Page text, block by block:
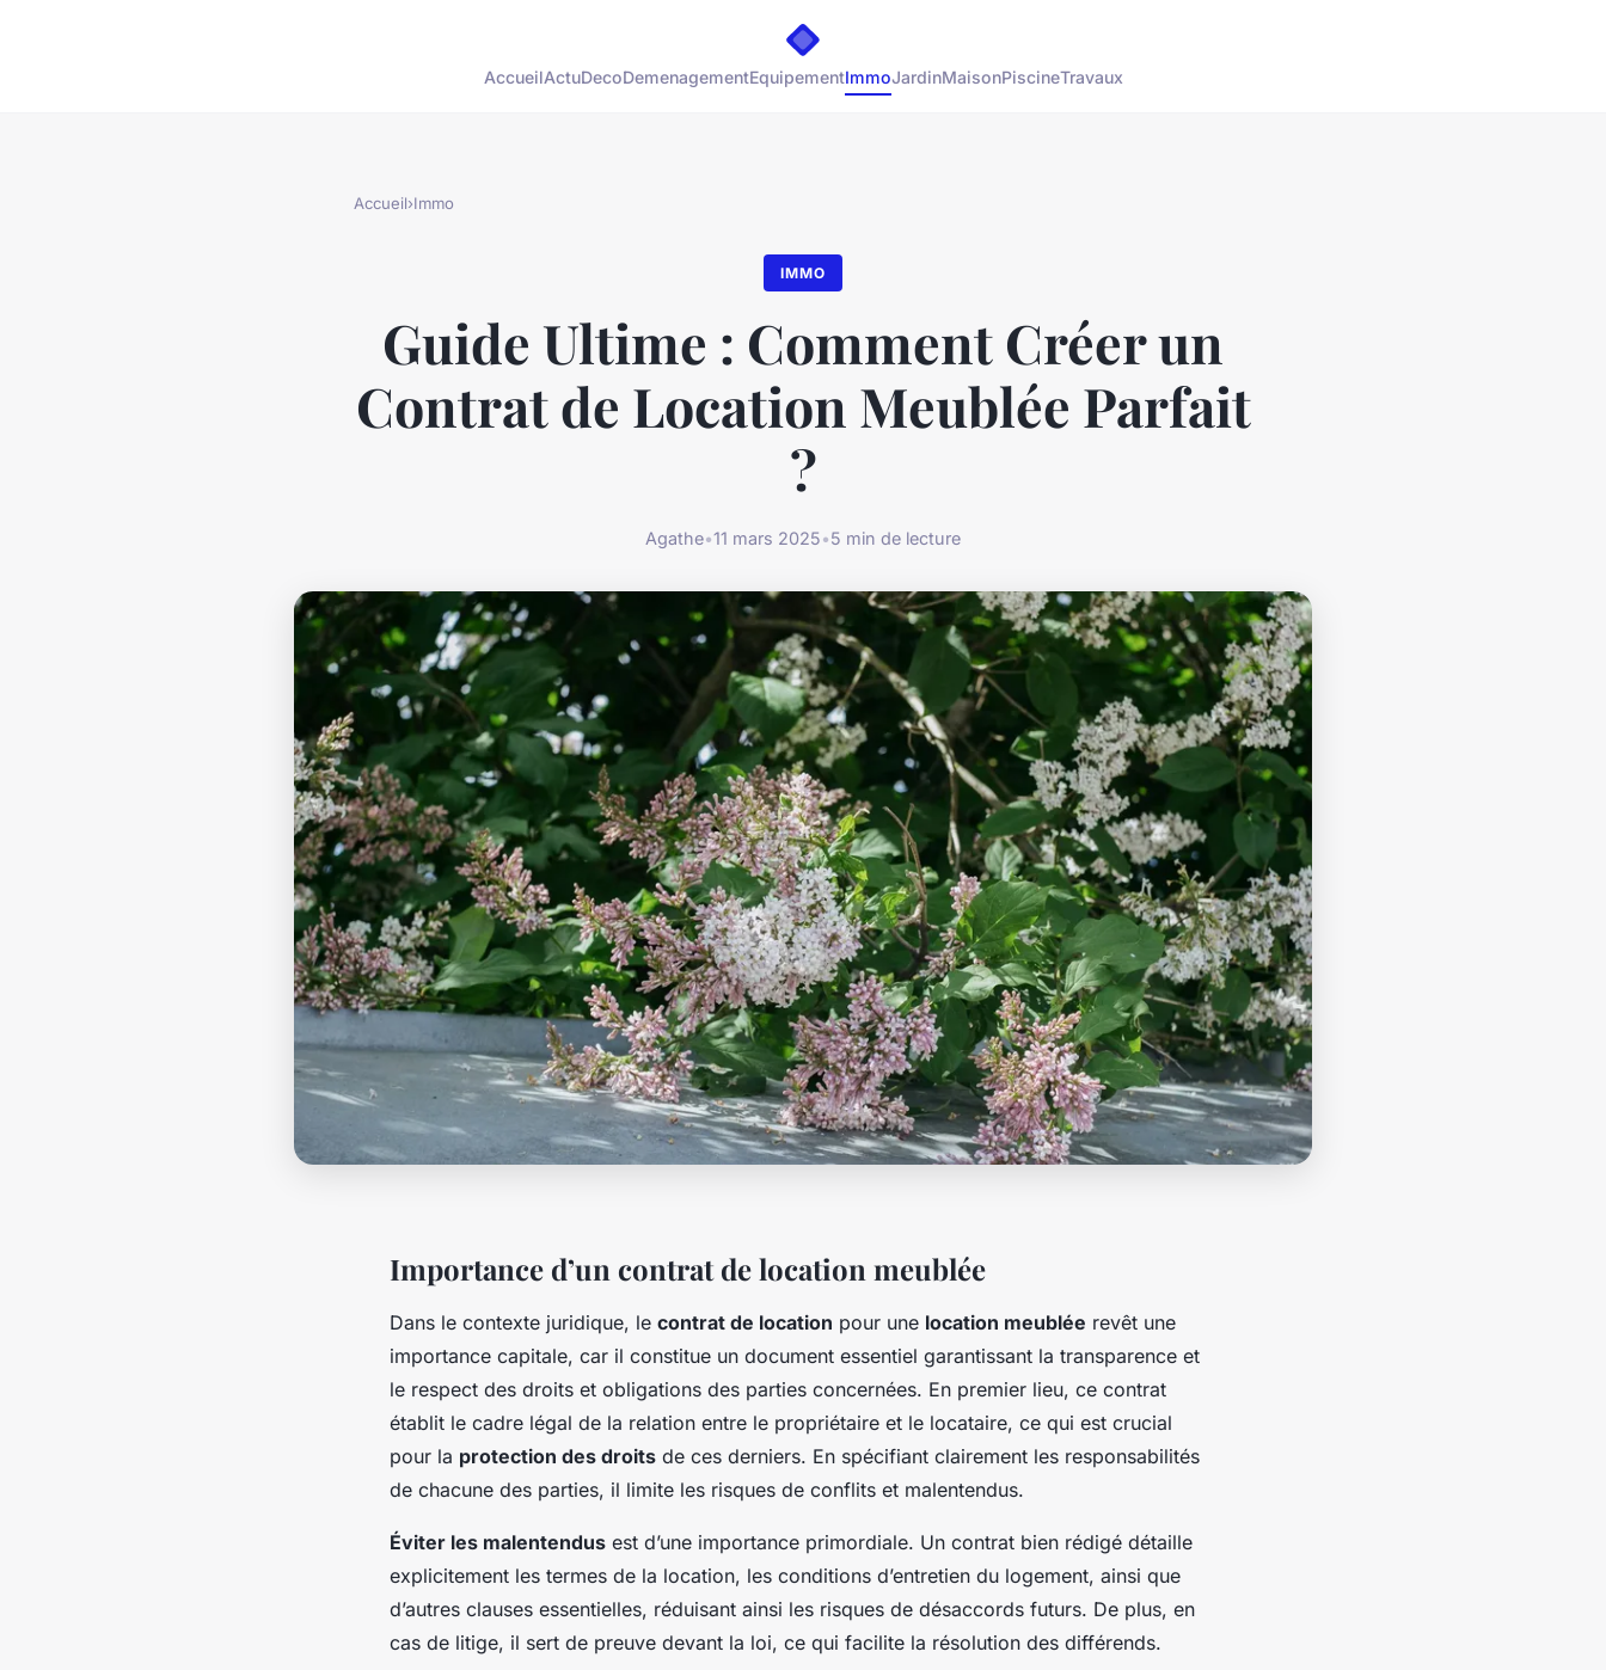
AccueilActuDecoDemenagementEquipementImmoJardinMaisonPiscineTravaux
Accueil›Immo
IMMO
Guide Ultime : Comment Créer un
Contrat de Location Meublée Parfait
?
Agathe•11 mars 2025•5 min de lecture
Importance d’un contrat de location meublée
Dans le contexte juridique, le contrat de location pour une location meublée revêt une
importance capitale, car il constitue un document essentiel garantissant la transparence et
le respect des droits et obligations des parties concernées. En premier lieu, ce contrat
établit le cadre légal de la relation entre le propriétaire et le locataire, ce qui est crucial
pour la protection des droits de ces derniers. En spécifiant clairement les responsabilités
de chacune des parties, il limite les risques de conflits et malentendus.
Éviter les malentendus est d’une importance primordiale. Un contrat bien rédigé détaille
explicitement les termes de la location, les conditions d’entretien du logement, ainsi que
d’autres clauses essentielles, réduisant ainsi les risques de désaccords futurs. De plus, en
cas de litige, il sert de preuve devant la loi, ce qui facilite la résolution des différends.